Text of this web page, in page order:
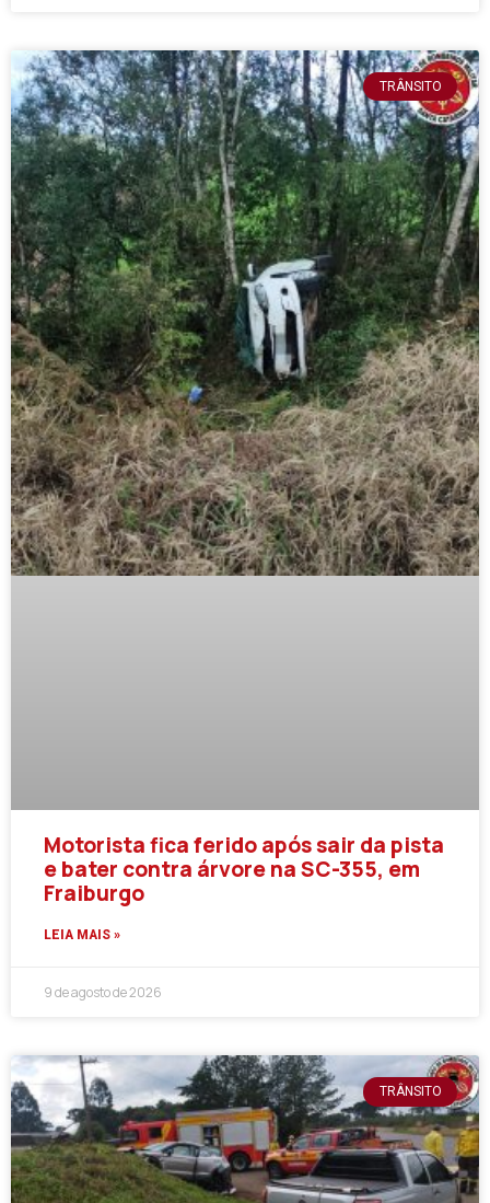
TRÂNSITO
Motorista fica ferido após sair da pista
e bater contra árvore na SC-355, em
Fraiburgo
LEIA MAIS »
9 de agosto de 2026
TRÂNSITO